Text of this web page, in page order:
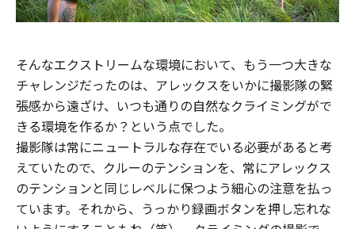
そんなエクストリームな環境において、もう一つ大きな
チャレンジだったのは、アレックスをいかに撮影隊の緊
張感から遠ざけ、いつも通りの自然なクライミングがで
きる環境を作るか？という点でした。
撮影隊は常にニュートラルな存在でいる必要があると考
えていたので、クルーのテンションを、常にアレックス
のテンションと同じレベルに保つよう細心の注意を払っ
ています。それから、うっかり録画ボタンを押し忘れな